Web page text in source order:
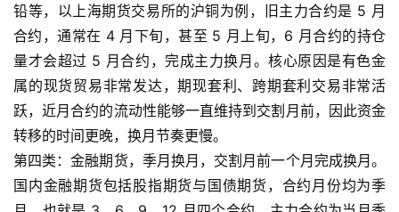
首
页
内
盘
期
货
铅等，以上海期货交易所的沪铜为例，旧主力合约是 5 月
合约，通常在 4 月下旬，甚至 5 月上旬，6 月合约的持仓
量才会超过 5 月合约，完成主力换月。核心原因是有色金
属的现货贸易非常发达，期现套利、跨期套利交易非常活
跃，近月合约的流动性能够一直维持到交割月前，因此资金
转移的时间更晚，换月节奏更慢。
第四类：金融期货，季月换月，交割月前一个月完成换月。
国内金融期货包括股指期货与国债期货，合约月份均为季